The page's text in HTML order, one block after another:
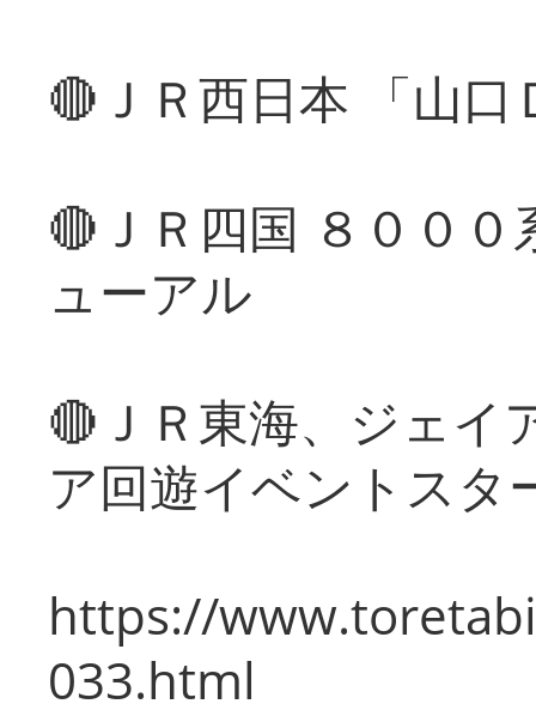
🔴ＪＲ西日本 「山
🔴ＪＲ四国 ８００
ューアル
🔴ＪＲ東海、ジェイ
ア回遊イベントスタ
https://
033.html